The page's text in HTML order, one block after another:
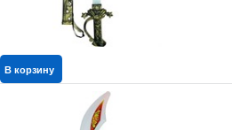
В корзину